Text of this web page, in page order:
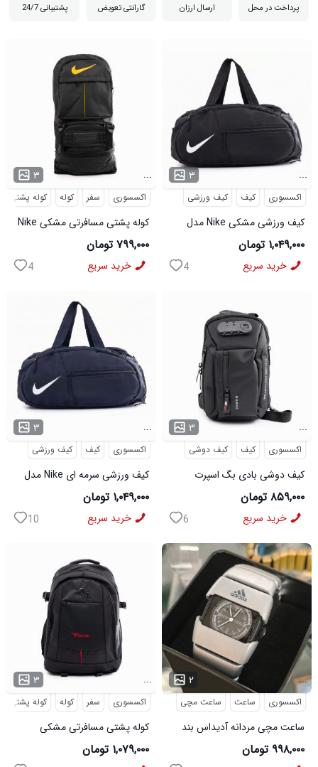
پرداخت در محل ارسال ارزان گارانتی تعویض پشتیبانی 24/7
۳ ...
اکسسوری سفر کوله کوله پشتی
کوله پشتی مسافرتی مشکی Nike
مدل 50693
۷۹۹,۰۰۰ تومان
خرید سریع 4
۳ ...
اکسسوری کیف کیف ورزشی
کیف ورزشی مشکی Nike مدل
50700
۱,۰۴۹,۰۰۰ تومان
خرید سریع 4
۳ ...
اکسسوری کیف کیف ورزشی
کیف ورزشی سرمه ای Nike مدل
50701
۱,۰۴۹,۰۰۰ تومان
خرید سریع 10
۳ ...
اکسسوری کیف کیف دوشی
کیف دوشی بادی بگ اسپرت
Bange مدل 50695
۸۵۹,۰۰۰ تومان
خرید سریع 6
۳ ...
اکسسوری سفر کوله کوله پشتی
کوله پشتی مسافرتی مشکی
Buffalo مدل 50690
۱,۰۷۹,۰۰۰ تومان
۲ ...
اکسسوری ساعت ساعت مچی
ساعت مچی مردانه آدیداس بند
استیل فنری لوکس نقره ای
۹۹۸,۰۰۰ تومان